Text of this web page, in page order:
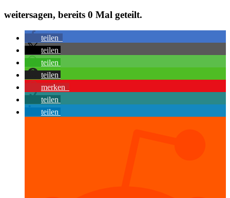
weitersagen, bereits 0 Mal geteilt.
teilen
teilen
teilen
teilen
merken
teilen
teilen